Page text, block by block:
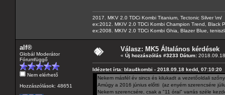
2017. MKV 2.0 TDCi Kombi Titanium, Tectonic Silver \m/
ex:2012. MKIV 2.0 TDCi Kombi Champion Trend, Black
ex:2008. MKIV 2.0 TDCi Kombi Ghia, Blazer Blue,
alf®
Globál Moderátor
Fórumfüggő
Nem elérhető
Hozzászólások: 48651
Válasz: MK5 Általános kérdések
« Új hozzászólás #3233 Dátum:
Idézetet írta: blau4kombi - 2018.09.18 kedd, 07:10:20
Nekem másfél év sincs és kilukadt a vezetőoldali
Amúgy a 2016 június előtti (az enyém szerencsére
Nekem szerencsére, csak a "11 órai" varrás széle